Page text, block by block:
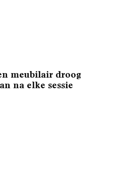
meubilair droog
na elke sessie